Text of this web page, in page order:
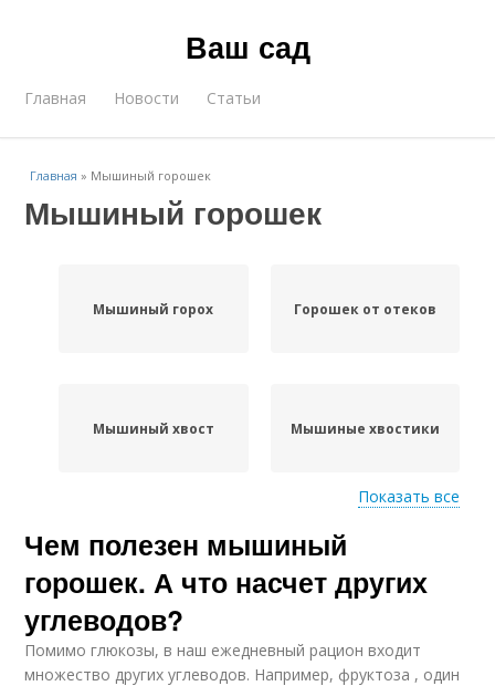
Ваш сад
Главная Новости Статьи
Главная » Мышиный горошек
Мышиный горошек
Мышиный горох Горошек от отеков
Мышиный хвост Мышиные хвостики
Мышиный плод
Горошек с желтыми
цветами
Мышиный лист Горошек с точки
Показать все
Чем полезен мышиный
горошек. А что насчет других
углеводов?
Помимо глюкозы, в наш ежедневный рацион входит
множество других углеводов. Например, фруктоза , один